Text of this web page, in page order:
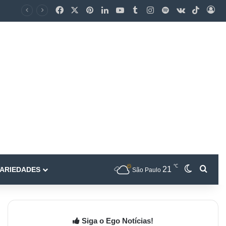
São Paulo 21 ℃
Siga o Ego Notícias!